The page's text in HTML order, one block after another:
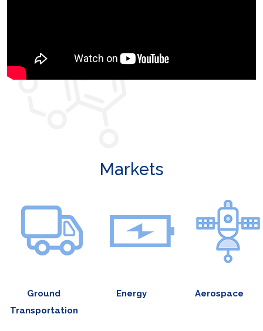
Markets
Ground
Transportation
Energy Aerospace